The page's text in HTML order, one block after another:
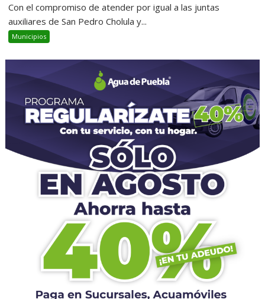
Con el compromiso de atender por igual a las juntas
auxiliares de San Pedro Cholula y...
Municipios